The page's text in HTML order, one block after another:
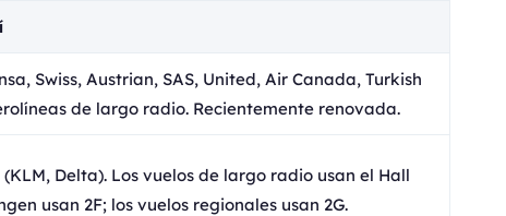
Swiss, Austrian, SAS, United, Air Canada, Turkish
de largo radio. Recientemente renovada.
Delta). Los vuelos de largo radio usan el Hall
usan 2F; los vuelos regionales usan 2G.